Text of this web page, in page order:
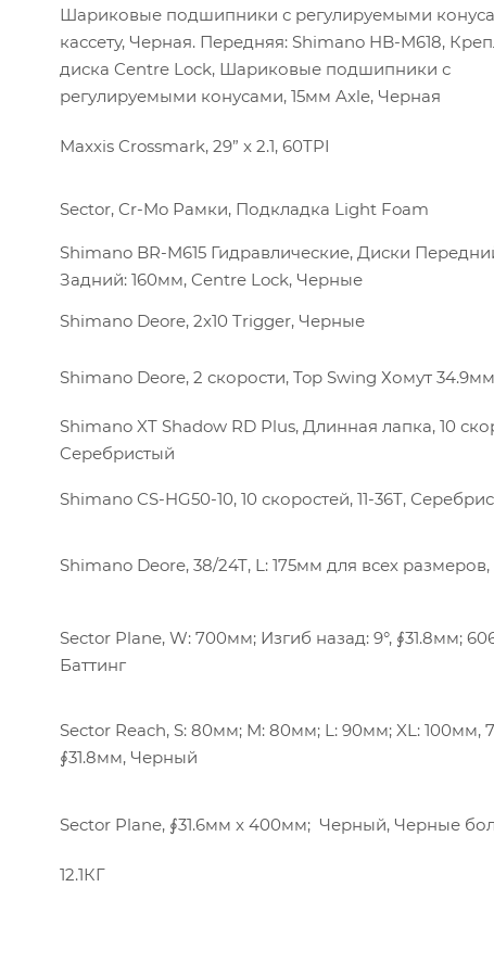
Шариковые подшипники с регулируемыми
кассету, Черная. Передняя: Shimano HB-M618,
диска Centre Lock, Шариковые подшипники с
регулируемыми конусами, 15мм Axle, Черная
Maxxis Crossmark, 29” x 2.1, 60TPI
Sector, Cr-Mo Рамки, Подкладка Light Foam
Shimano BR-M615 Гидравлические, Диски
Задний: 160мм, Centre Lock, Черные
Shimano Deore, 2x10 Trigger, Черные
Shimano Deore, 2 скорости, Top Swing Хомут
Shimano XT Shadow RD Plus, Длинная лапка, 10
Cеребристый
Shimano CS-HG50-10, 10 скоростей, 11-36T,
Shimano Deore, 38/24T, L: 175мм для всех
Sector Plane, W: 700мм; Изгиб назад: 9°, ∮31.8мм;
Баттинг
Sector Reach, S: 80мм; M: 80мм; L: 90мм; XL: 100мм,
∮31.8мм, Черный
Sector Plane, ∮31.6мм x 400мм; Черный, Черные
12.1КГ